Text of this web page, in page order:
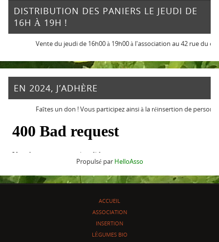
DISTRIBUTION DES PANIERS LE JEUDI DE
16H À 19H !
Vente du jeudi de 16h00 à 19h00 à l'association au 42 rue du
EN 2024, J’ADHÈRE
Faîtes un don ! Vous participez ainsi à la réinsertion de
Propulsé par HelloAsso
ACCUEIL
ASSOCIATION
INSERTION
LÉGUMES BIO